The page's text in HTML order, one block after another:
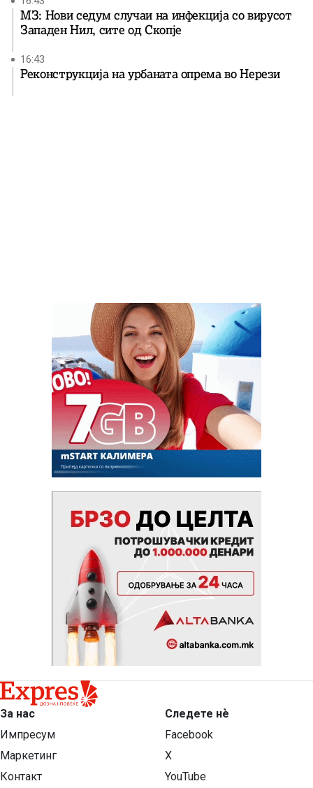
МЗ: Нови седум случаи на инфекција со вирусот
Западен Нил, сите од Скопје
16:43
Реконструкција на урбаната опрема во Нерези
За нас
Импресум
Маркетинг
Контакт
Следете нѐ
Facebook
X
YouTube